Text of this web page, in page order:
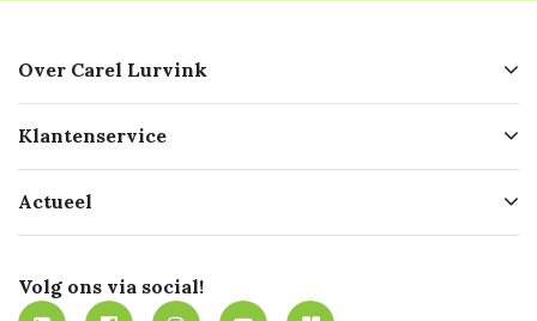
Over Carel Lurvink
Geschiedenis
Missie
Werken bij Carel Lurvink
MVO
Klantenservice
Bezorgen
Mijn Carel Lurvink
Mijn Carel Lurvink instructievideo's
Actueel
Innovation LAB
Tevreden klanten
Volg ons via social!